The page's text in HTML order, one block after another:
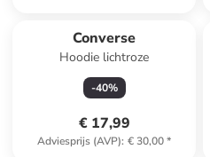
Converse
Hoodie lichtroze
-40%
€ 17,99
Adviesprijs (AVP): € 30,00*